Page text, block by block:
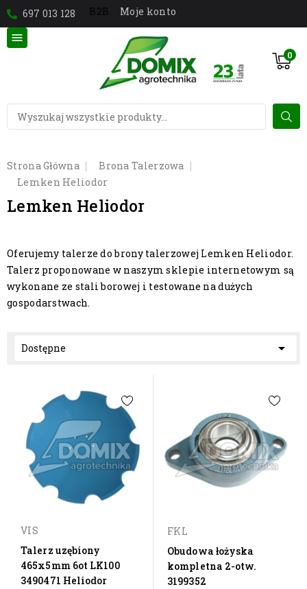
697 013 128 B2B Moje konto
0

Strona Główna
Brona Talerzowa
Lemken Heliodor
Lemken Heliodor
Oferujemy talerze do brony talerzowej Lemken Heliodor.
Talerz proponowane w naszym sklepie internetowym są
wykonane ze stali borowej i testowane na dużych
gospodarstwach.
Dostępne 
VIS
Talerz uzębiony
465x5mm 6ot LK100
3490471 Heliodor
FKL
Obudowa łożyska
kompletna 2-otw.
3199352